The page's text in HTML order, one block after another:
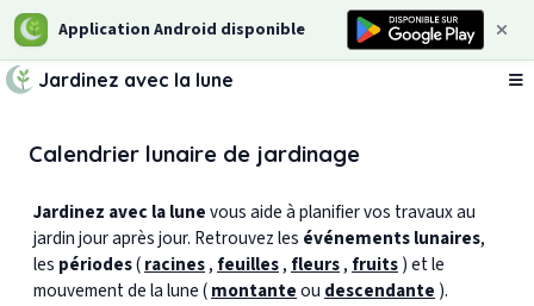
Application Android disponible
Jardinez avec la lune
Calendrier lunaire de jardinage
Jardinez avec la lunevous aide à planifier vos travaux au
jardin jour après jour. Retrouvez les événements lunaires,
les périodes(racines, feuilles, fleurs, fruits) et le
mouvement de la lune (montanteou descendante ).